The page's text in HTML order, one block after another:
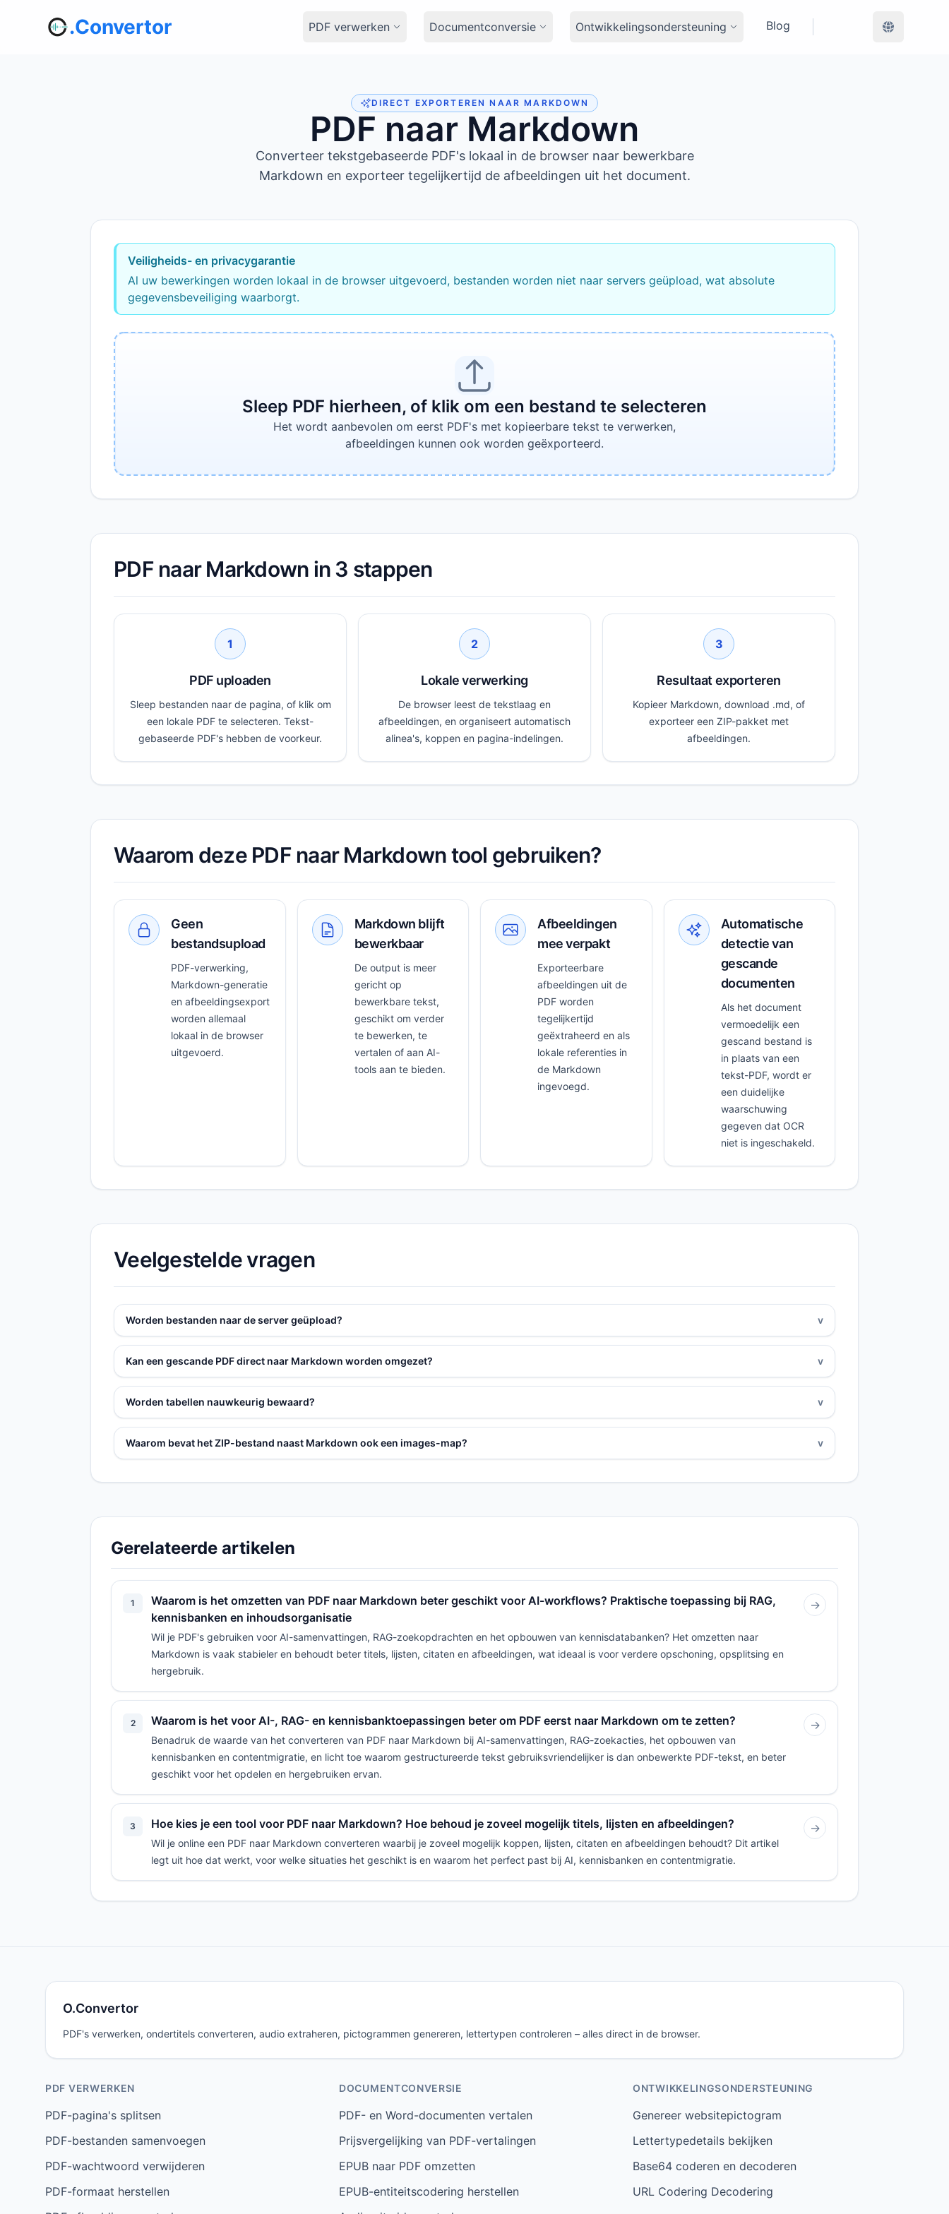
.Convertor PDF verwerken Documentconversie Ontwikkelingsondersteuning Blog
DIRECT EXPORTEREN NAAR MARKDOWN
PDF naar Markdown
Converteer tekstgebaseerde PDF's lokaal in de browser naar bewerkbare
Markdown en exporteer tegelijkertijd de afbeeldingen uit het document.
Veiligheids- en privacygarantie
Al uw bewerkingen worden lokaal in de browser uitgevoerd, bestanden worden niet naar servers geüpload, wat absolute
gegevensbeveiliging waarborgt.
Sleep PDF hierheen, of klik om een bestand te selecteren
Het wordt aanbevolen om eerst PDF's met kopieerbare tekst te verwerken,
afbeeldingen kunnen ook worden geëxporteerd.
PDF naar Markdown in 3 stappen
1
PDF uploaden
Sleep bestanden naar de pagina, of klik om
een lokale PDF te selecteren. Tekst-
gebaseerde PDF's hebben de voorkeur.
2
Lokale verwerking
De browser leest de tekstlaag en
afbeeldingen, en organiseert automatisch
alinea's, koppen en pagina-indelingen.
3
Resultaat exporteren
Kopieer Markdown, download .md, of
exporteer een ZIP-pakket met
afbeeldingen.
Waarom deze PDF naar Markdown tool gebruiken?
Geen
bestandsupload
PDF-verwerking,
Markdown-generatie
en afbeeldingsexport
worden allemaal
lokaal in de browser
uitgevoerd.
Markdown blijft
bewerkbaar
De output is meer
gericht op
bewerkbare tekst,
geschikt om verder
te bewerken, te
vertalen of aan AI-
tools aan te bieden.
Afbeeldingen
mee verpakt
Exporteerbare
afbeeldingen uit de
PDF worden
tegelijkertijd
geëxtraheerd en als
lokale referenties in
de Markdown
ingevoegd.
Automatische
detectie van
gescande
documenten
Als het document
vermoedelijk een
gescand bestand is
in plaats van een
tekst-PDF, wordt er
een duidelijke
waarschuwing
gegeven dat OCR
niet is ingeschakeld.
Veelgestelde vragen
Worden bestanden naar de server geüpload? v
Kan een gescande PDF direct naar Markdown worden omgezet? v
Worden tabellen nauwkeurig bewaard? v
Waarom bevat het ZIP-bestand naast Markdown ook een images-map? v
Gerelateerde artikelen
1
Waarom is het omzetten van PDF naar Markdown beter geschikt voor AI-workflows? Praktische toepassing bij RAG,
kennisbanken en inhoudsorganisatie
Wil je PDF's gebruiken voor AI-samenvattingen, RAG-zoekopdrachten en het opbouwen van kennisdatabanken? Het omzetten naar
Markdown is vaak stabieler en behoudt beter titels, lijsten, citaten en afbeeldingen, wat ideaal is voor verdere opschoning, opsplitsing en
hergebruik.
→
2 Waarom is het voor AI-, RAG- en kennisbanktoepassingen beter om PDF eerst naar Markdown om te zetten?
Benadruk de waarde van het converteren van PDF naar Markdown bij AI-samenvattingen, RAG-zoekacties, het opbouwen van
kennisbanken en contentmigratie, en licht toe waarom gestructureerde tekst gebruiksvriendelijker is dan onbewerkte PDF-tekst, en beter
geschikt voor het opdelen en hergebruiken ervan.
→
3 Hoe kies je een tool voor PDF naar Markdown? Hoe behoud je zoveel mogelijk titels, lijsten en afbeeldingen?
Wil je online een PDF naar Markdown converteren waarbij je zoveel mogelijk koppen, lijsten, citaten en afbeeldingen behoudt? Dit artikel
legt uit hoe dat werkt, voor welke situaties het geschikt is en waarom het perfect past bij AI, kennisbanken en contentmigratie.
→
O.Convertor
PDF's verwerken, ondertitels converteren, audio extraheren, pictogrammen genereren, lettertypen controleren – alles direct in de browser.
PDF VERWERKEN
PDF-pagina's splitsen
PDF-bestanden samenvoegen
PDF-wachtwoord verwijderen
PDF-formaat herstellen
DOCUMENTCONVERSIE
PDF- en Word-documenten vertalen
Prijsvergelijking van PDF-vertalingen
EPUB naar PDF omzetten
EPUB-entiteitscodering herstellen
ONTWIKKELINGSONDERSTEUNING
Genereer websitepictogram
Lettertypedetails bekijken
Base64 coderen en decoderen
URL Codering Decodering